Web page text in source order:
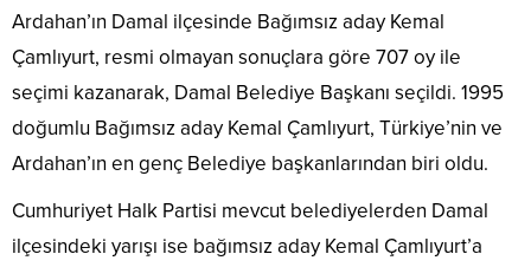
Ardahan’ın Damal ilçesinde Bağımsız aday Kemal
Çamlıyurt, resmi olmayan sonuçlara göre 707 oy ile
seçimi kazanarak, Damal Belediye Başkanı seçildi. 1995
doğumlu Bağımsız aday Kemal Çamlıyurt, Türkiye’nin ve
Ardahan’ın en genç Belediye başkanlarından biri oldu.
Cumhuriyet Halk Partisi mevcut belediyelerden Damal
ilçesindeki yarışı ise bağımsız aday Kemal Çamlıyurt’a